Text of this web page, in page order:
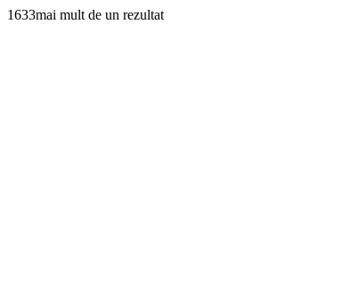
1633mai mult de un rezultat